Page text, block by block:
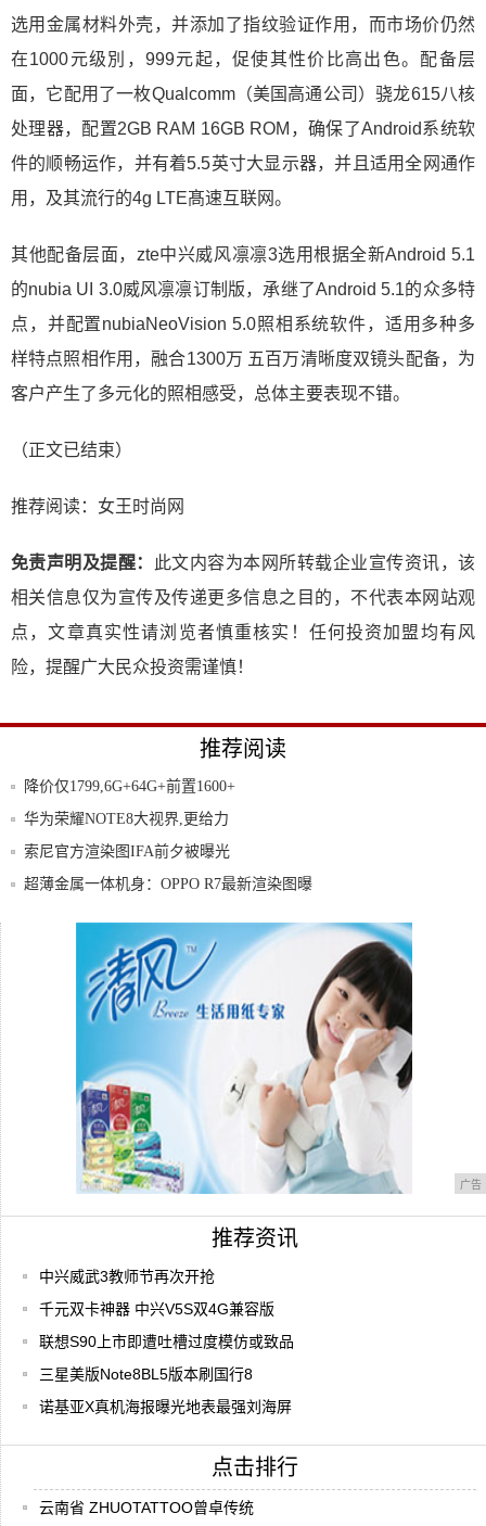
选用金属材料外壳，并添加了指纹验证作用，而市场价仍然
在1000元级別，999元起，促使其性价比高出色。配备层
面，它配用了一枚Qualcomm（美国高通公司）骁龙615八核
处理器，配置2GB RAM 16GB ROM，确保了Android系统软
件的顺畅运作，并有着5.5英寸大显示器，并且适用全网通作
用，及其流行的4g LTE髙速互联网。
其他配备层面，zte中兴威风凛凛3选用根据全新Android 5.1
的nubia UI 3.0威风凛凛订制版，承继了Android 5.1的众多特
点，并配置nubiaNeoVision 5.0照相系统软件，适用多种多
样特点照相作用，融合1300万 五百万清晰度双镜头配备，为
客户产生了多元化的照相感受，总体主要表现不错。
（正文已结束）
推荐阅读： 女王时尚网
免责声明及提醒：
此文内容为本网所转载企业宣传资讯，该
相关信息仅为宣传及传递更多信息之目的，不代表本网站观
点，文章真实性请浏览者慎重核实！任何投资加盟均有风
险，提醒广大民众投资需谨慎！
推荐阅读
降价仅1799,6G+64G+前置1600+
华为荣耀NOTE8大视界,更给力
索尼官方渲染图IFA前夕被曝光
超薄金属一体机身：OPPO R7最新渲染图曝
手机实际容量调查:小米3最多联想K900最少
广告
推荐资讯
中兴威武3教师节再次开抢
千元双卡神器 中兴V5S双4G兼容版
联想S90上市即遭吐槽过度模仿或致品
三星美版Note8BL5版本刷国行8
诺基亚X真机海报曝光地表最强刘海屏
点击排行
云南省 ZHUOTATTOO曾卓传统